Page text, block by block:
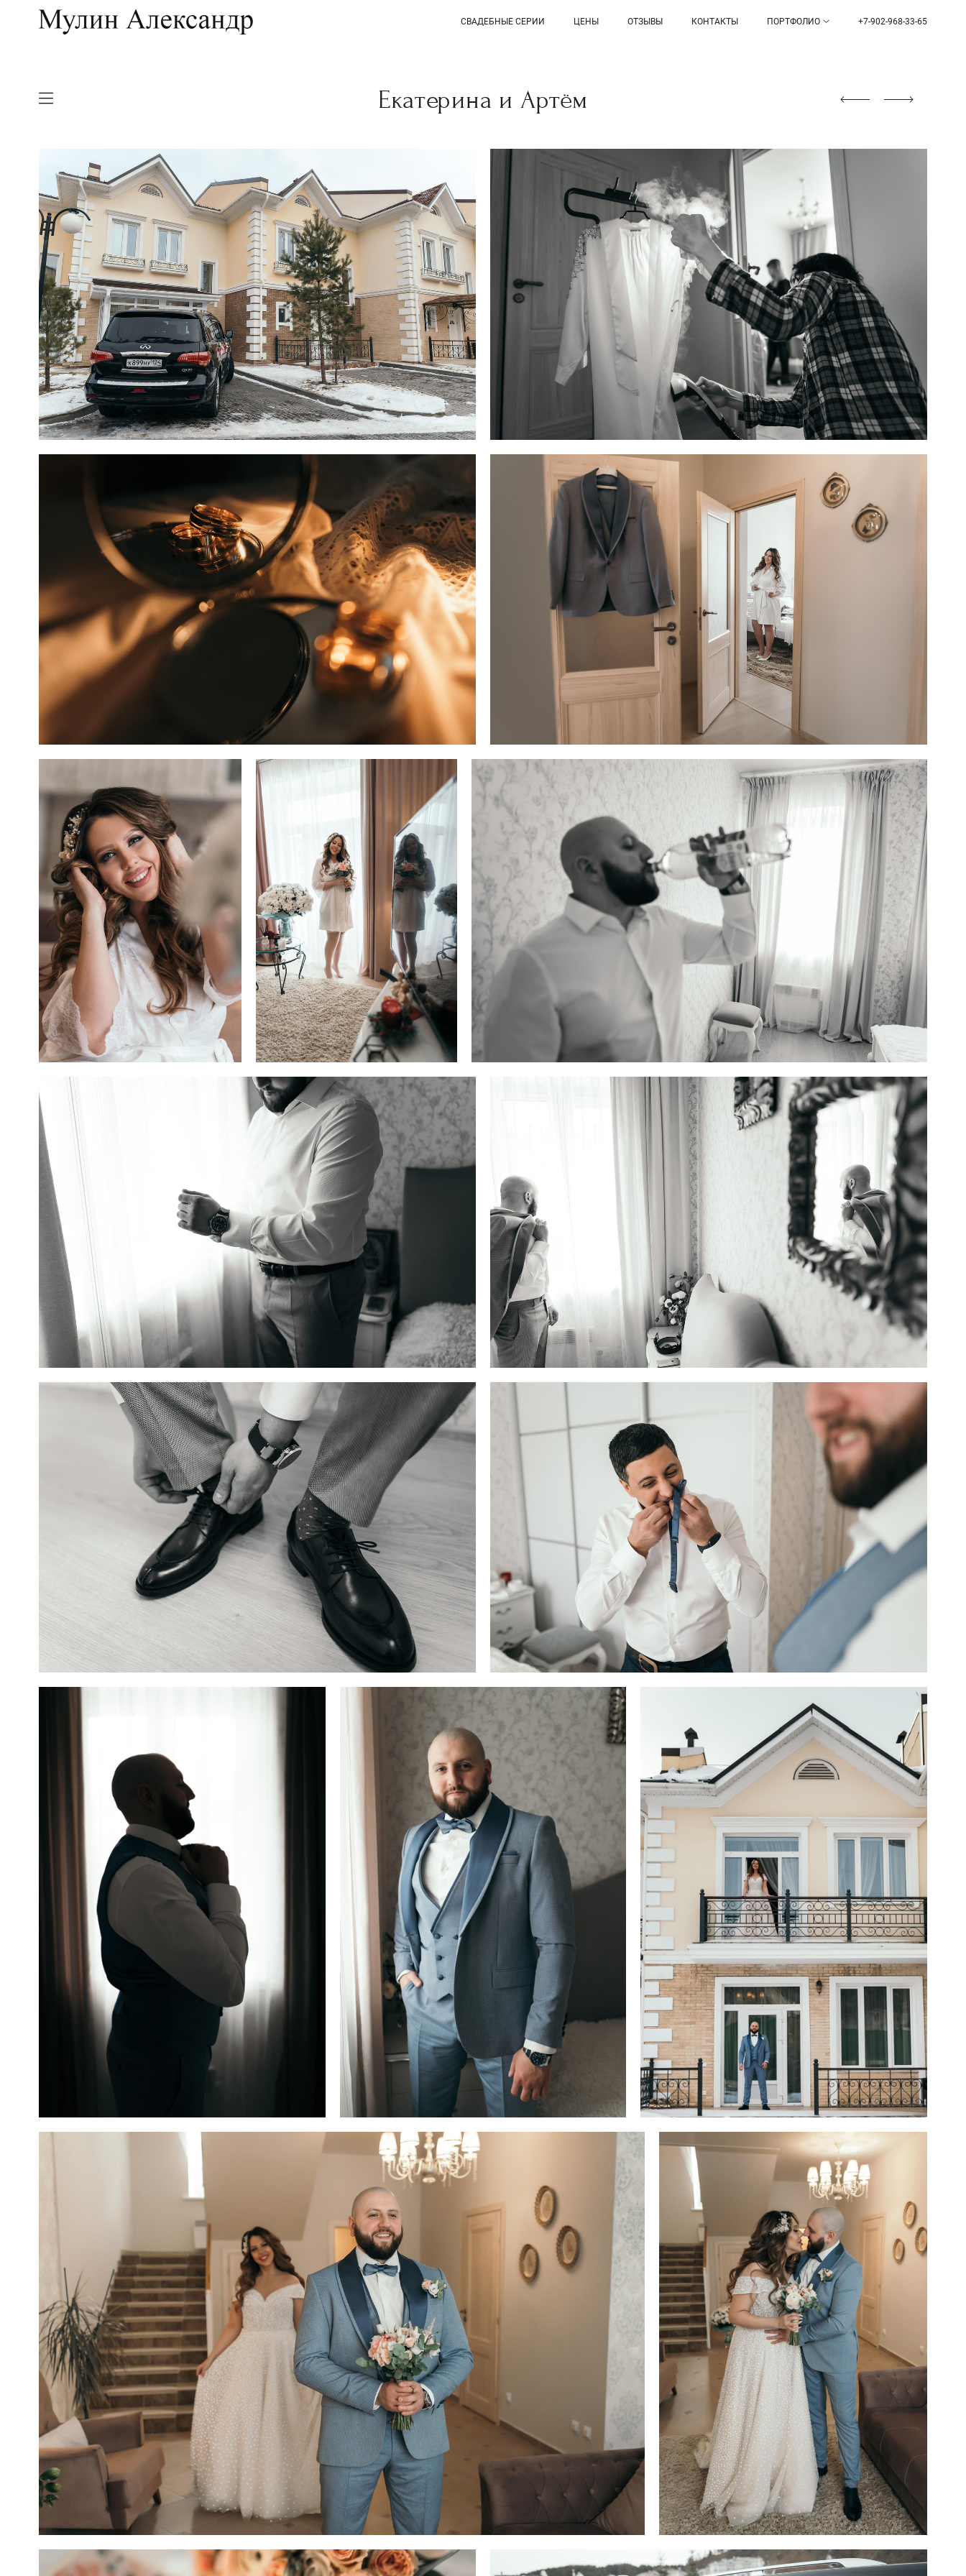
СВАДЕБНЫЕ СЕРИИ ЦЕНЫ ОТЗЫВЫ КОНТАКТЫ ПОРТФОЛИО +7-902-968-33-65
Екатерина и Артём